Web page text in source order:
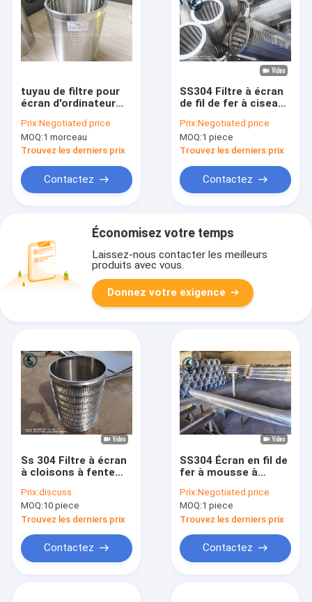
tuyau de filtre pour
écran d'ordinateur
inoxydable de tamis
de fil de cale de
114mm
Prix:Negotiated price
MOQ:1 morceau
Trouvez les derniers prix
Contactez
SS304 Filtre à écran
de fil de fer à ciseau
Prix:Negotiated price
MOQ:1 piece
Trouvez les derniers prix
Contactez
Économisez votre temps
Laissez-nous contacter les meilleurs
produits avec vous.
Donnez votre exigence
Ss 304 Filtre à écran
à cloisons à fente
Prix:discuss
MOQ:10 piece
Trouvez les derniers prix
Contactez
SS304 Écran en fil de
fer à mousse à
Prix:Negotiated price
MOQ:1 piece
Trouvez les derniers prix
Contactez